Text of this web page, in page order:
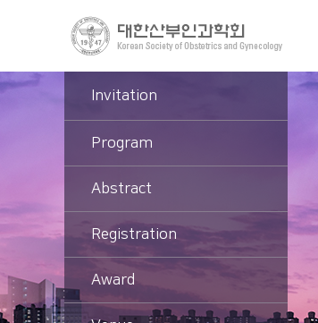
Invitation
Program
Abstract
Registration
Award